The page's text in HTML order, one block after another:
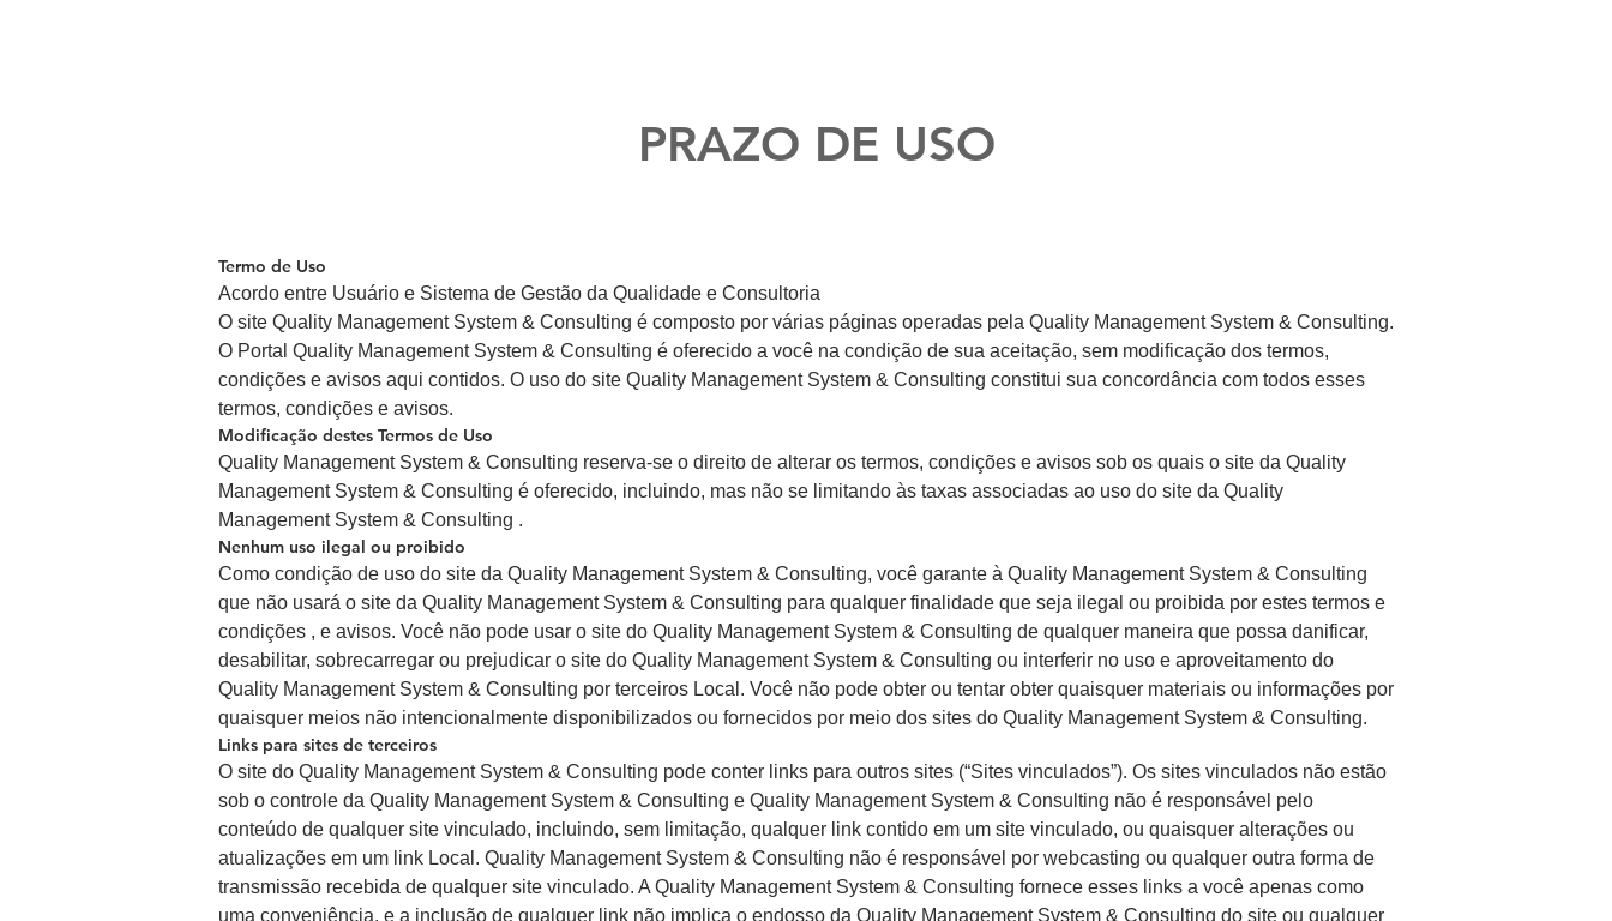
PRAZO DE USO
Termo de Uso
Acordo entre Usuário e Sistema de Gestão da Qualidade e Consultoria
O site Quality Management System & Consulting é composto por várias páginas operadas pela Quality Management System & Consulting.
O Portal Quality Management System & Consulting é oferecido a você na condição de sua aceitação, sem modificação dos termos,
condições e avisos aqui contidos. O uso do site Quality Management System & Consulting constitui sua concordância com todos esses
termos, condições e avisos.
Modificação destes Termos de Uso
Quality Management System & Consulting reserva-se o direito de alterar os termos, condições e avisos sob os quais o site da Quality
Management System & Consulting é oferecido, incluindo, mas não se limitando às taxas associadas ao uso do site da Quality
Management System & Consulting .
Nenhum uso ilegal ou proibido
Como condição de uso do site da Quality Management System & Consulting, você garante à Quality Management System & Consulting
que não usará o site da Quality Management System & Consulting para qualquer finalidade que seja ilegal ou proibida por estes termos e
condições , e avisos. Você não pode usar o site do Quality Management System & Consulting de qualquer maneira que possa danificar,
desabilitar, sobrecarregar ou prejudicar o site do Quality Management System & Consulting ou interferir no uso e aproveitamento do
Quality Management System & Consulting por terceiros Local. Você não pode obter ou tentar obter quaisquer materiais ou informações por
quaisquer meios não intencionalmente disponibilizados ou fornecidos por meio dos sites do Quality Management System & Consulting.
Links para sites de terceiros
O site do Quality Management System & Consulting pode conter links para outros sites (“Sites vinculados”). Os sites vinculados não estão
sob o controle da Quality Management System & Consulting e Quality Management System & Consulting não é responsável pelo
conteúdo de qualquer site vinculado, incluindo, sem limitação, qualquer link contido em um site vinculado, ou quaisquer alterações ou
atualizações em um link Local. Quality Management System & Consulting não é responsável por webcasting ou qualquer outra forma de
transmissão recebida de qualquer site vinculado. A Quality Management System & Consulting fornece esses links a você apenas como
uma conveniência, e a inclusão de qualquer link não implica o endosso da Quality Management System & Consulting do site ou qualquer